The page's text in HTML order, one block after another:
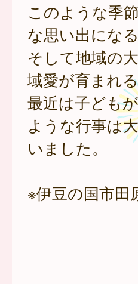
このような季
な思い出にな
そして地域の
域愛が育まれ
最近は子ども
ような行事は
いました。
※伊豆の国市田